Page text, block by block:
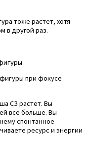
тоже растет, хотя
в другой раз.
при фокусе
СЗ растет. Вы
все больше. Вы
спонтанное
ресурс и энергии